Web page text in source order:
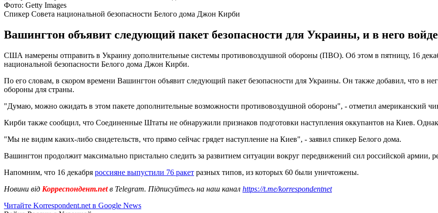
Фото: Getty Images
Спикер Совета национальной безопасности Белого дома Джон Кирби
Вашингтон объявит следующий пакет безопасности для Украины, и в него
США намерены отправить в Украину дополнительные системы противовоздушной обороны (ПВО). Об этом в пятницу, 16
национальной безопасности Белого дома Джон Кирби.
По его словам, в скором времени Вашингтон объявит следующий пакет безопасности для Украины. Он также добавил, что в
обороны для страны.
"Думаю, можно ожидать в этом пакете дополнительные возможности противовоздушной обороны", - отметил американский
Кирби также сообщил, что Соединенные Штаты не обнаружили признаков подготовки наступления оккупантов на Киев.
"Мы не видим каких-либо свидетельств, что прямо сейчас грядет наступление на Киев", - заявил спикер Белого дома.
Вашингтон продолжит максимально пристально следить за развитием ситуации вокруг передвижений сил российской армии,
Напомним, что 16 декабря россияне выпустили 76 ракет разных типов, из которых 60 были уничтожены.
Новини від Корреспондент.netв Telegram. Підписуйтесь на наш канал https://t.me/korrespondentnet
Читайте Korrespondent.net в Google News